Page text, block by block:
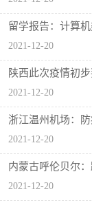
留学报告：计算
2021-12-20
陕西此次疫情初
2021-12-20
浙江温州机场：
2021-12-20
内蒙古呼伦贝尔
2021-12-20